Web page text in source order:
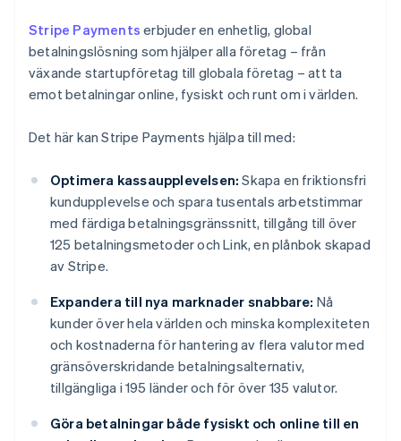
Stripe Payments erbjuder en enhetlig, global
betalningslösning som hjälper alla företag – från
växande startupföretag till globala företag – att ta
emot betalningar online, fysiskt och runt om i världen.
Det här kan Stripe Payments hjälpa till med:
Optimera kassaupplevelsen: Skapa en friktionsfri
kundupplevelse och spara tusentals arbetstimmar
med färdiga betalningsgränssnitt, tillgång till över
125 betalningsmetoder och Link, en plånbok skapad
av Stripe.
Expandera till nya marknader snabbare: Nå
kunder över hela världen och minska komplexiteten
och kostnaderna för hantering av flera valutor med
gränsöverskridande betalningsalternativ,
tillgängliga i 195 länder och för över 135 valutor.
Göra betalningar både fysiskt och online till en